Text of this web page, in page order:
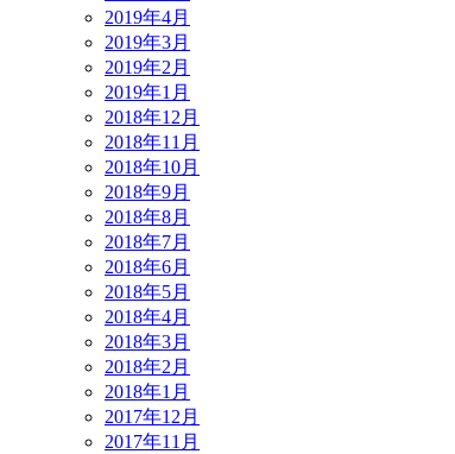
2019年4月
2019年3月
2019年2月
2019年1月
2018年12月
2018年11月
2018年10月
2018年9月
2018年8月
2018年7月
2018年6月
2018年5月
2018年4月
2018年3月
2018年2月
2018年1月
2017年12月
2017年11月